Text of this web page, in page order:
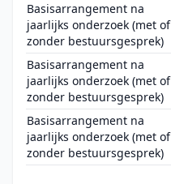
Basisarrangement na
jaarlijks onderzoek (met of
zonder bestuursgesprek)
Basisarrangement na
jaarlijks onderzoek (met of
zonder bestuursgesprek)
Basisarrangement na
jaarlijks onderzoek (met of
zonder bestuursgesprek)